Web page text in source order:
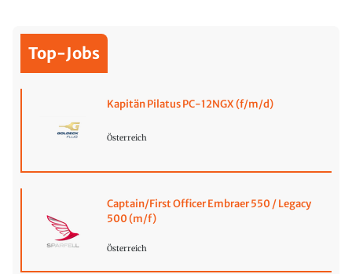
Top-Jobs
Kapitän Pilatus PC-12NGX (f/m/d)
Österreich
Captain/First Officer Embraer 550 / Legacy
500 (m/f)
Österreich